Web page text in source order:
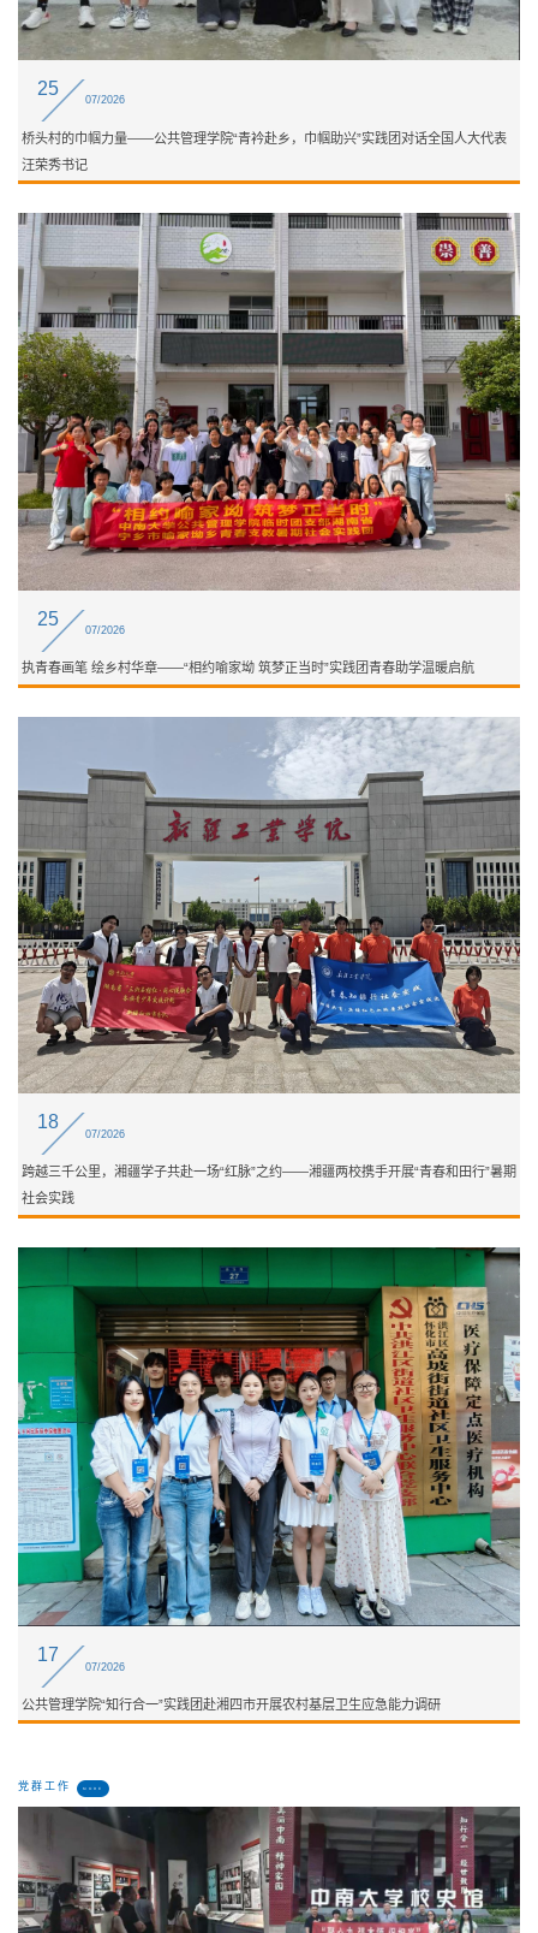
25
07/2026
桥头村的巾帼力量——公共管理学院“青衿赴乡，巾帼助兴”实践团对话全国人大代表
汪荣秀书记
25
07/2026
执青春画笔 绘乡村华章——“相约喻家坳 筑梦正当时”实践团青春助学温暖启航
18
07/2026
跨越三千公里，湘疆学子共赴一场“红脉”之约——湘疆两校携手开展“青春和田行”暑期
社会实践
17
07/2026
公共管理学院“知行合一”实践团赴湘四市开展农村基层卫生应急能力调研
党群工作 MORE